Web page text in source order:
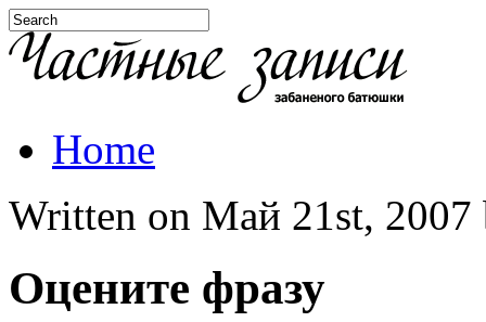
Home
Written on Май 21st, 2007
Оцените фразу